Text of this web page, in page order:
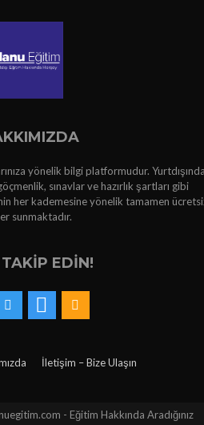
yönelik bilgi platformudur.
sınavlar ve hazırlık şartları gibi
her kademesine yönelik tamamen
sunmaktadır.
EDİN!
İletişim – Bize Ulaşın
- Eğitim Hakkında Aradığınız